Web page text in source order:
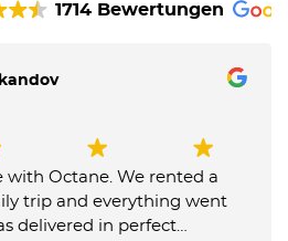
1714 Bewertungen
with Octane. We rented a
trip and everything went
delivered in perfect